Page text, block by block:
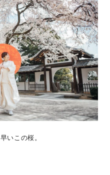
いこの桜。